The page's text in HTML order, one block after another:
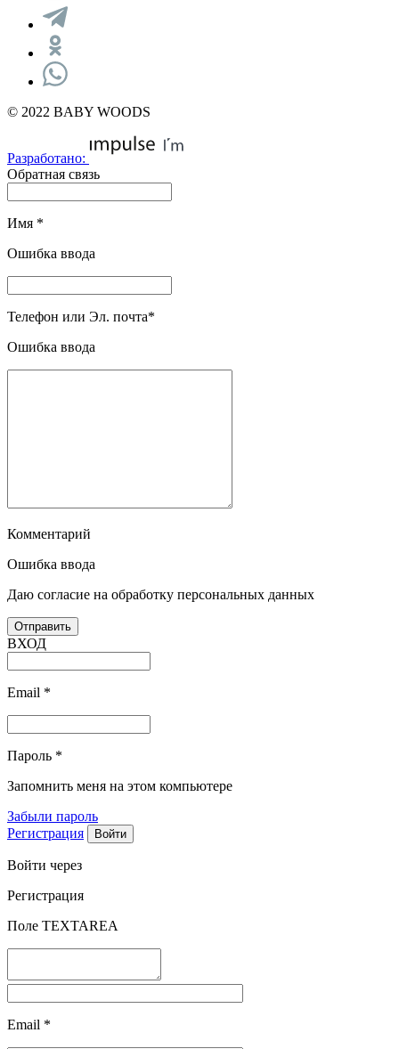
© 2022 BABY WOODS
Разработано:
Обратная связь
Имя *
Ошибка ввода
Телефон или Эл. почта*
Ошибка ввода
Комментарий
Ошибка ввода
Даю согласие на обработку персональных данных
ВХОД
Email *
Пароль *
Запомнить меня на этом компьютере
Забыли пароль
Регистрация
Войти через
Регистрация
Поле TEXTAREA
Email *